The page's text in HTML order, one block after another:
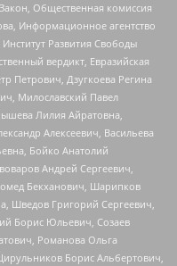
Общественная комиссия
Информационное агентство
Развития Свободы
вердикт, Евразийская
Петрович, Дзугкоева Регина
Милославский Павел
Лилия Айратовна,
Алексеевич, Васильева
Бойко Анатолий
Андрей Сергеевич,
Бекханович, Шарипков
Шведов Григорий Сергеевич,
Борис Юльевич, Созаев
Романова Ольга
Борис Альбертович,